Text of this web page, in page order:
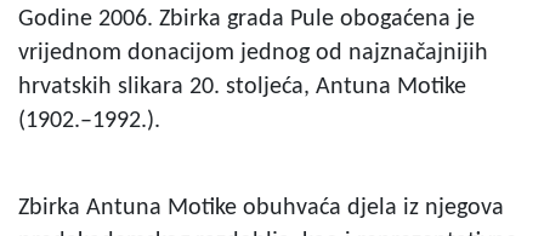
Godine 2006. Zbirka grada Pule obogaćena je
vrijednom donacijom jednog od najznačajnijih
hrvatskih slikara 20. stoljeća, Antuna Motike
(1902.–1992.).
Zbirka Antuna Motike obuhvaća djela iz njegova